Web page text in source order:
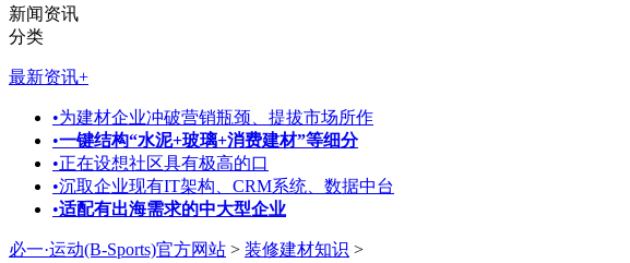
新闻资讯
分类
最新资讯+
•为建材企业冲破营销瓶颈、提拔市场所作
•一键结构“水泥+玻璃+消费建材”等细分
•正在设想社区具有极高的口
•沉取企业现有IT架构、CRM系统、数据中台
•适配有出海需求的中大型企业
必一·运动(B-Sports)官方网站 > 装修建材知识 >